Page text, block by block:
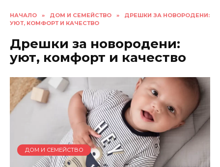
НАЧАЛО » ДОМ И СЕМЕЙСТВО »
ДРЕШКИ ЗА НОВОРОДЕНИ:
УЮТ, КОМФОРТ И КАЧЕСТВО
Дрешки за новородени:
уют, комфорт и качество
ДОМ И СЕМЕЙСТВО